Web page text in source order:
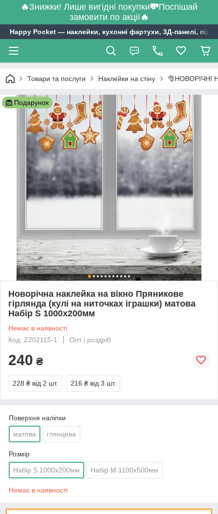
🔥Знижки! Лише вигідні покупки💸Поспішай
замовити по акції🔥
Happy Pocket ― наклейки, кухонні фартухи, 3Д-панелі,
Товари та послуги Наклейки на стіну 🎅НОВОРІЧНІ
Подарунок
Новорічна наклейка на вікно Пряникове
гірлянда (кулі на ниточках іграшки) матова
Набір S 1000x200мм
Немає в наявності
Код: Z202115-1
Опт і роздріб
240 ₴
228 ₴ від 2 шт. 216 ₴ від 3 шт.
Поверхня наліпки
матова глянцева
Розмір
Набір S 1000x200мм Набір M 1100x500мм
Немає в наявності